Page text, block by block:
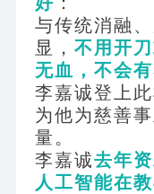
与传统消融
显， 不用开
无血，不会
李嘉诚登上
为他为慈善
量。
李嘉诚去年
人工智能在